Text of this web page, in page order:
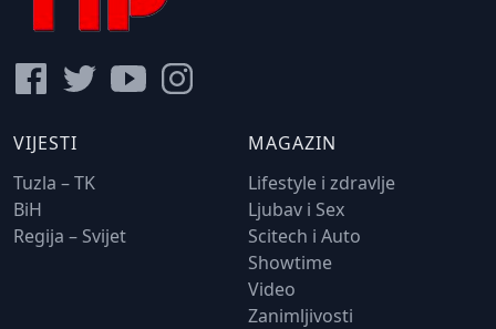
VIJESTI
Tuzla – TK
BiH
Regija – Svijet
MAGAZIN
Lifestyle i zdravlje
Ljubav i Sex
Scitech i Auto
Showtime
Video
Zanimljivosti